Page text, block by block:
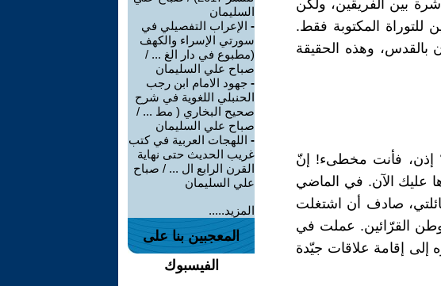
بين الفريقين، ولكن
للتوراة المكتوبة فقط.
بالقدس، وهذه الحقيقة
إذن، فأنت مخطىء! إنّ
عليك الآن. في الماضي
صادف أن اشتغلت
القرّائين. عملت في
إقامة علاقات جيّدة
السليمان
- الإعراب التفصيلي في
سورتي الإسراء والكهف
(مطبوع في دار الغ ... /
صباح علي السليمان
- جهود الامام ابن رجب
الحنبلي اللغوية في شرح
صحيح البخاري ( مط ... /
صباح علي السليمان
- اللهجات العربية في كتب
غريب الحديث حتى نهاية
القرن الرابع ال ... / صباح
علي السليمان
المزيد.....
المعجبين بنا على
الفيسبوك